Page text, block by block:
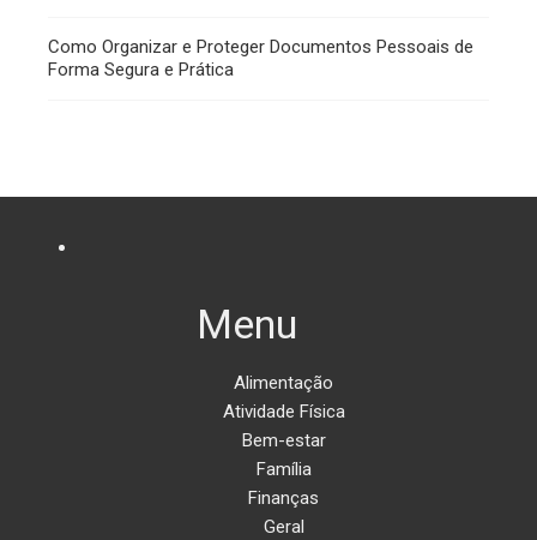
Como Organizar e Proteger Documentos Pessoais de
Forma Segura e Prática
Menu
Alimentação
Atividade Física
Bem-estar
Família
Finanças
Geral